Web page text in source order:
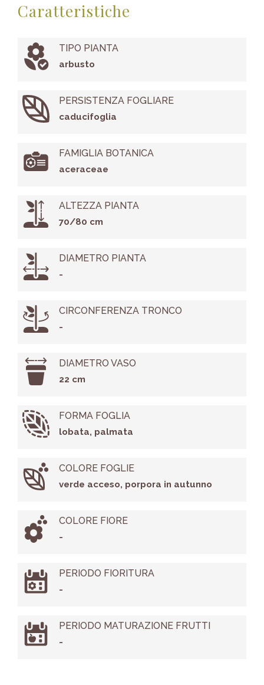
Caratteristiche
TIPO PIANTA
arbusto
PERSISTENZA FOGLIARE
caducifoglia
FAMIGLIA BOTANICA
aceraceae
ALTEZZA PIANTA
70/80 cm
DIAMETRO PIANTA
-
CIRCONFERENZA TRONCO
-
DIAMETRO VASO
22 cm
FORMA FOGLIA
lobata, palmata
COLORE FOGLIE
verde acceso, porpora in autunno
COLORE FIORE
-
PERIODO FIORITURA
-
PERIODO MATURAZIONE FRUTTI
-